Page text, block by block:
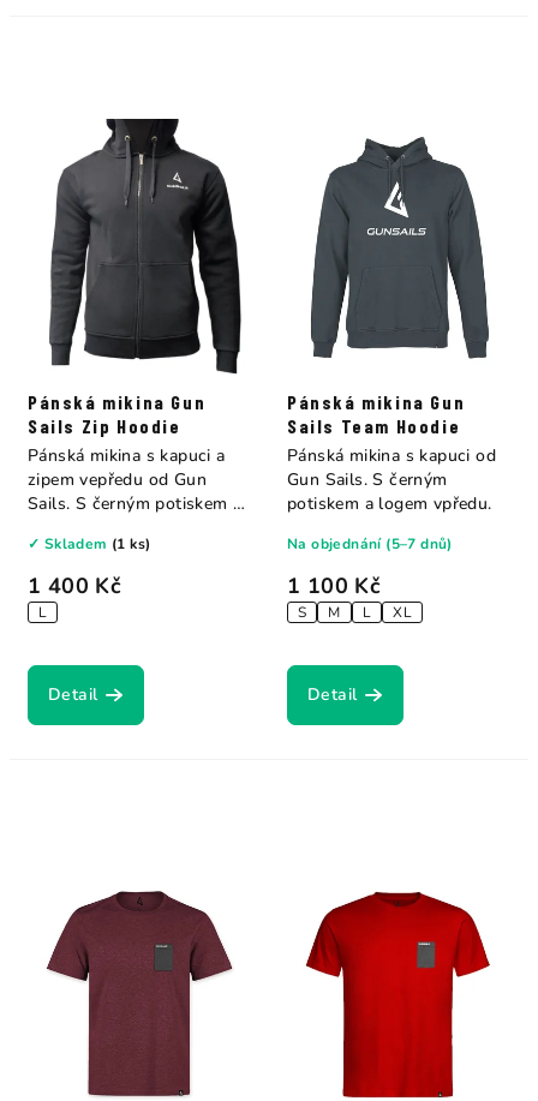
Pánská mikina Gun
Sails Zip Hoodie
1 400 Kč
L
✓ Skladem (1 ks)
Detail
Pánská mikina s kapuci a
zipem vepředu od Gun
Sails. S černým potiskem a
Pánská mikina Gun
Sails Team Hoodie
1 100 Kč
S M L XL
Na objednání (5–7 dnů)
Detail
Pánská mikina s kapuci od
Gun Sails. S černým
potiskem a logem vpředu.